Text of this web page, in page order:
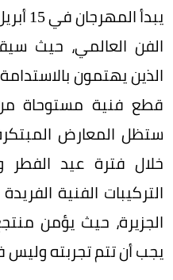
يبدأ المهرجان في
15
الفن العالمي، حيث
الذين يهتمون
قطع فنية مستوحاة
ستظل المعارض
التركيبات الفنية
الجزيرة، حيث يؤمن
يجب أن تتم تجربته وليس